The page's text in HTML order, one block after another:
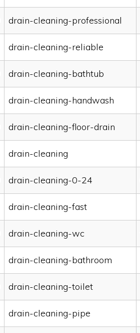
drain-cleaning-professional
drain-cleaning-reliable
drain-cleaning-bathtub
drain-cleaning-handwash
drain-cleaning-floor-drain
drain-cleaning
drain-cleaning-0-24
drain-cleaning-fast
drain-cleaning-wc
drain-cleaning-bathroom
drain-cleaning-toilet
drain-cleaning-pipe